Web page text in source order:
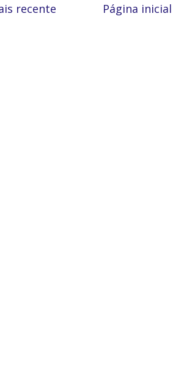
recente Página inicial